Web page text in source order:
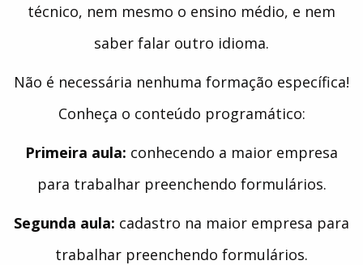
técnico, nem mesmo o ensino médio, e nem
saber falar outro idioma.
Não é necessária nenhuma formação específica!
Conheça o conteúdo programático:
Primeira aula: conhecendo a maior empresa
para trabalhar preenchendo formulários.
Segunda aula: cadastro na maior empresa para
trabalhar preenchendo formulários.